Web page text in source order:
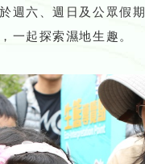
週六、週日及公眾假
一起探索濕地生趣。